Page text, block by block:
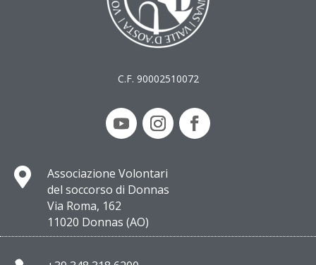
C.F. 90002510072

Associazione Volontari
del soccorso di Donnas
Via Roma, 162
11020 Donnas (AO)